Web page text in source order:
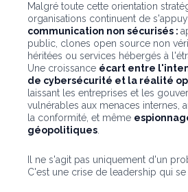
Malgré toute cette orientation
organisations continuent de
communication non sécurisés :
public, clones open source non
héritées ou services hébergés à
Une croissance écart entre
de cybersécurité et la réalité
laissant les entreprises et les
vulnérables aux menaces internes,
la conformité, et même
géopolitiques
Il ne s'agit pas uniquement d'un
C'est une crise de leadership qui se